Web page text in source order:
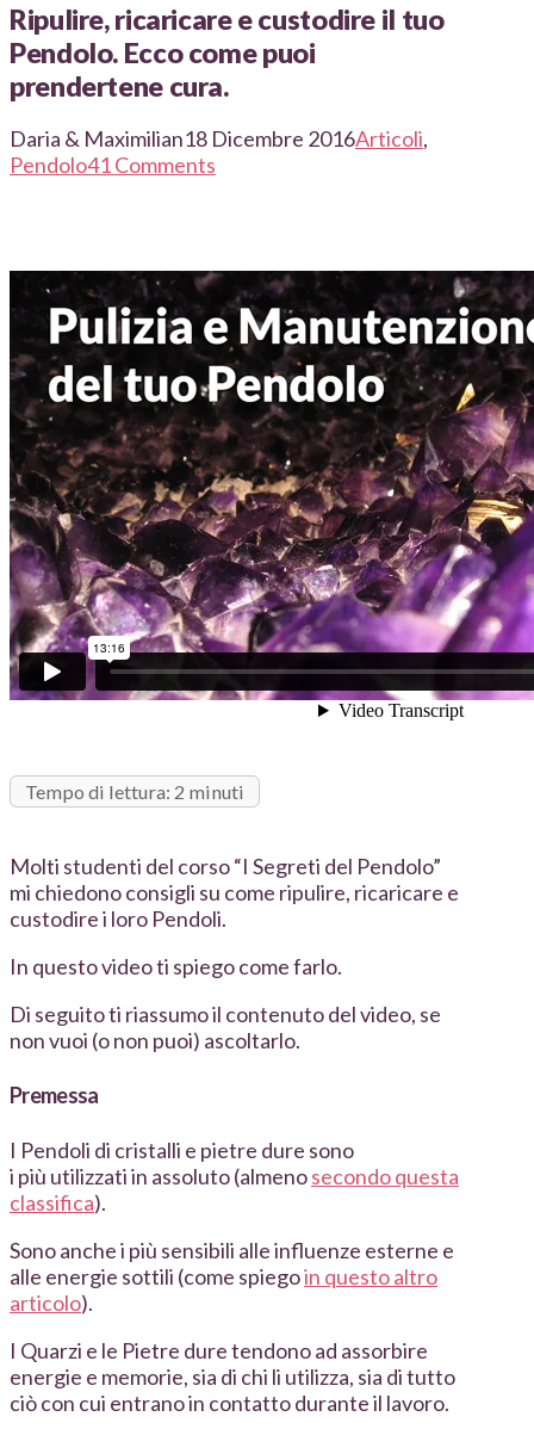
Ripulire, ricaricare e custodire il tuo
Pendolo. Ecco come puoi
prendertene cura.
Daria & Maximilian18 Dicembre 2016Articoli,
Pendolo41 Comments
Tempo di lettura: 2 minuti
Molti studenti del corso “I Segreti del Pendolo”
mi chiedono consigli su come ripulire, ricaricare e
custodire i loro Pendoli.
In questo video ti spiego come farlo.
Di seguito ti riassumo il contenuto del video, se
non vuoi (o non puoi) ascoltarlo.
Premessa
I Pendoli di cristalli e pietre dure sono
i più utilizzati in assoluto (almenosecondo questa
classifica).
Sono anche i più sensibili alle influenze esterne e
alle energie sottili (come spiegoin questo altro
articolo).
I Quarzi e le Pietre dure tendono ad assorbire
energie e memorie, sia di chi li utilizza, sia di tutto
ciò con cui entrano in contatto durante il lavoro.